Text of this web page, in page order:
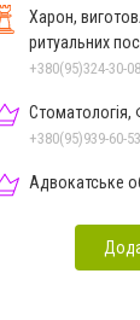
Харон,
ритуальних
+380(95)324-30-08
Адвокатське